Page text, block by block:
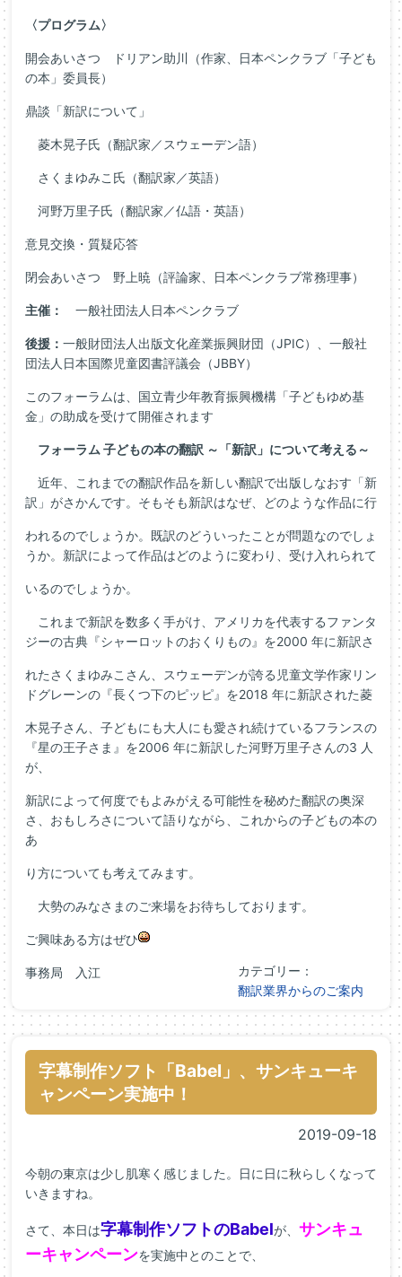
〈プログラム〉
開会あいさつ ドリアン助川（作家、日本ペンクラブ「子ども
の本」委員長）
鼎談「新訳について」
菱木晃子氏（翻訳家／スウェーデン語）
さくまゆみこ氏（翻訳家／英語）
河野万里子氏（翻訳家／仏語・英語）
意見交換・質疑応答
閉会あいさつ 野上暁（評論家、日本ペンクラブ常務理事）
主催： 一般社団法人日本ペンクラブ
後援： 一般財団法人出版文化産業振興財団（JPIC）、一般社
団法人日本国際児童図書評議会（JBBY）
このフォーラムは、国立青少年教育振興機構「子どもゆめ基
金」の助成を受けて開催されます
フォーラム 子どもの本の翻訳 ～「新訳」について考える～
近年、これまでの翻訳作品を新しい翻訳で出版しなおす「新
訳」がさかんです。そもそも新訳はなぜ、どのような作品に行
われるのでしょうか。既訳のどういったことが問題なのでしょ
うか。新訳によって作品はどのように変わり、受け入れられて
いるのでしょうか。
これまで新訳を数多く手がけ、アメリカを代表するファンタ
ジーの古典『シャーロットのおくりもの』を2000 年に新訳さ
れたさくまゆみこさん、スウェーデンが誇る児童文学作家リン
ドグレーンの『長くつ下のピッピ』を2018 年に新訳された菱
木晃子さん、子どもにも大人にも愛され続けているフランスの
『星の王子さま』を2006 年に新訳した河野万里子さんの3 人
が、
新訳によって何度でもよみがえる可能性を秘めた翻訳の奥深
さ、おもしろさについて語りながら、これからの子どもの本の
あ
り方についても考えてみます。
大勢のみなさまのご来場をお待ちしております。
ご興味ある方はぜひ
事務局 入江
カテゴリー：
翻訳業界からのご案内
字幕制作ソフト「Babel」、サンキューキ
ャンペーン実施中！
2019-09-18
今朝の東京は少し肌寒く感じました。日に日に秋らしくなって
いきますね。
さて、本日は字幕制作ソフトのBabelが、 サンキュ
ーキャンペーンを実施中とのことで、